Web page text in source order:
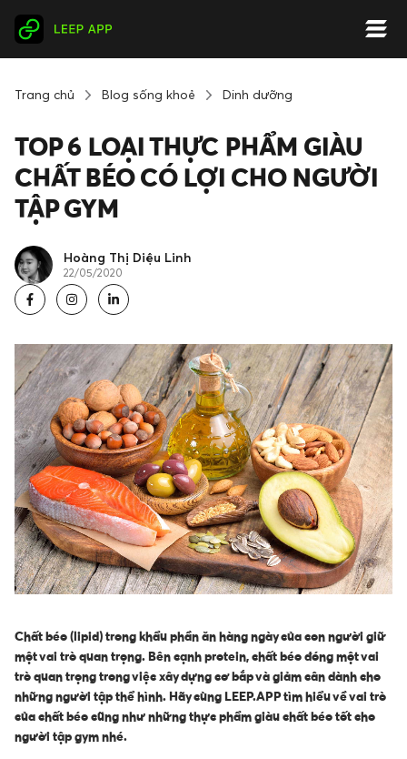
Trang chủ Blog sống khoẻ Dinh dưỡng
TOP 6 LOẠI THỰC PHẨM GIÀU
CHẤT BÉO CÓ LỢI CHO NGƯỜI
TẬP GYM
Hoàng Thị Diệu Linh
22/05/2020
Chất béo (lipid) trong khẩu phần ăn hàng ngày của con người giữ
một vai trò quan trọng. Bên cạnh protein, chất béo đóng một vai
trò quan trọng trong việc xây dựng cơ bắp và giảm cân dành cho
những người tập thể hình. Hãy cùng LEEP.APP tìm hiểu về vai trò
của chất béo cũng như những thực phẩm giàu chất béo tốt cho
người tập gym nhé.